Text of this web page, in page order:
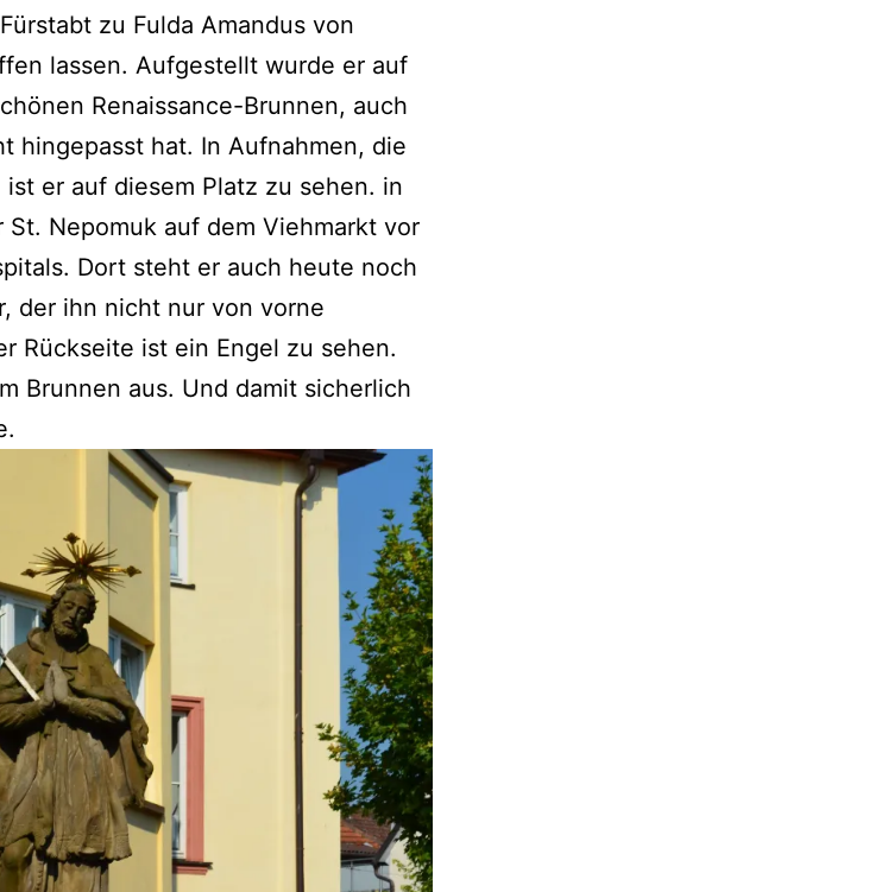
zu Fulda Amandus von
lassen. Aufgestellt wurde er auf
Renaissance-Brunnen, auch
hingepasst hat. In Aufnahmen, die
er auf diesem Platz zu sehen. in
Nepomuk auf dem Viehmarkt vor
Dort steht er auch heute noch
der ihn nicht nur von vorne
Rückseite ist ein Engel zu sehen.
Brunnen aus. Und damit sicherlich